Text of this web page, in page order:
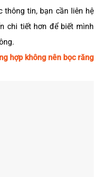
thông tin, bạn cần liên hệ
chi tiết hơn để biết mình
hợp không nên bọc răng